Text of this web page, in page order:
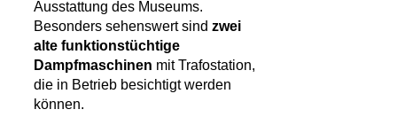
Ausstattung des Museums.
Besonders sehenswert sind zwei
alte funktionstüchtige
Dampfmaschinen mit Trafostation,
die in Betrieb besichtigt werden
können.